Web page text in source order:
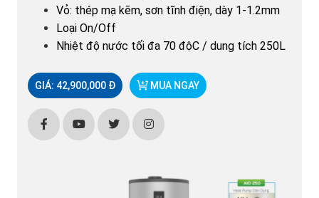
Vỏ: thép mạ kẽm, sơn tĩnh điện, dày 1-1.2mm
Loại On/Off
Nhiệt độ nước tối đa 70 độC / dung tích 250L
GIÁ: 42,900,000 Đ MUA NGAY